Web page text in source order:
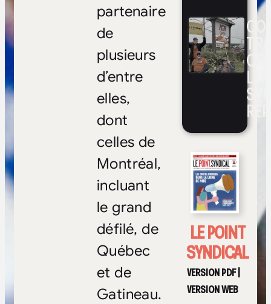
LE POINT
SYNDICAL
VERSION PDF|
VERSION WEB
partenaire
de
plusieurs
d’entre
elles,
dont
celles de
Montréal,
incluant
le grand
défilé, de
Québec
et de
Gatineau.